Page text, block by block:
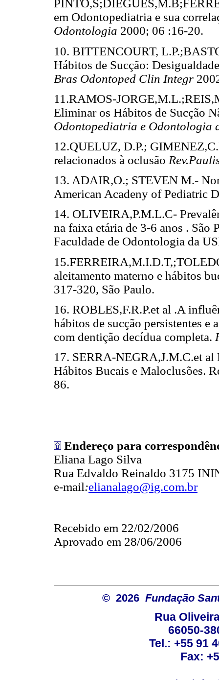
em Odontopediatria e sua
Odontologia 2000; 06 :16-20.
10. BITTENCOURT,
Hábitos de Sucção:
Bras Odontoped Clin Integr
11.RAMOS-
Eliminar os Hábitos de Sucção
Odontopediatria e Odontologia
12.QUELUZ, D.P.;
relacionados à oclusão
13. ADAIR,O.; STEVEN M.-
American Acadeny of Pediatric
14. OLIVEIRA,P.M.L.C-
na faixa etária de 3-6 anos . São
Faculdade de Odontologia da
aleitamento materno e hábitos
317-320, São Paulo.
16. ROBLES,F.R.P.et al .A
hábitos de sucção persistentes e
com dentição decídua completa.
17. SERRA-NEGRA,J.M.C.et al
Hábitos Bucais e Maloclusões.
86.
Endereço para
Eliana Lago Silva
Rua Edvaldo Reinaldo 3175
e-mail:elianalago@ig.com.br
Recebido em 22/02/2006
Aprovado em 28/06/2006
© 2026 Fundação
Rua
66050-
Tel.: +55 91
Fax: